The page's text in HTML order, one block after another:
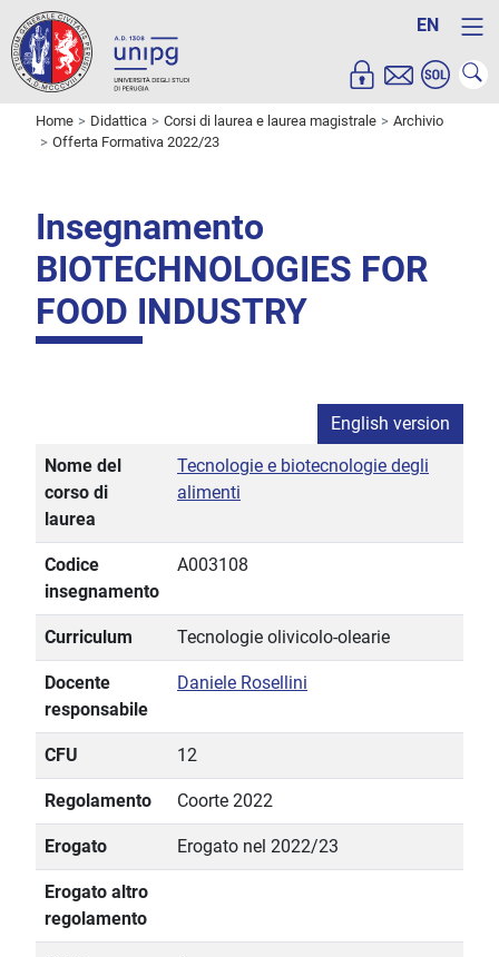
EN
Home Didattica Corsi di laurea e laurea magistrale
Archivio
Offerta Formativa 2022/23
Insegnamento
BIOTECHNOLOGIES FOR
FOOD INDUSTRY
English version
Nome del
corso di
laurea
Tecnologie e biotecnologie degli
alimenti
Codice
insegnamento
A003108
Curriculum Tecnologie olivicolo-olearie
Docente
responsabile
Daniele Rosellini
CFU 12
Regolamento Coorte 2022
Erogato Erogato nel 2022/23
Erogato altro
regolamento